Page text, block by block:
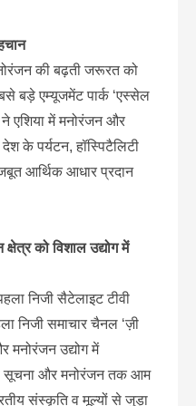
की बढ़ती जरूरत को
बड़े एम्यूजमेंट पार्क ‘एस्सेल
एशिया में मनोरंजन और
के पर्यटन, हॉस्पिटैलिटी
आर्थिक आधार प्रदान
को विशाल उद्योग में
निजी सैटेलाइट टीवी
निजी समाचार चैनल ‘ज़ी
मनोरंजन उद्योग में
सूचना और मनोरंजन तक आम
संस्कृति व मूल्यों से जुड़ा